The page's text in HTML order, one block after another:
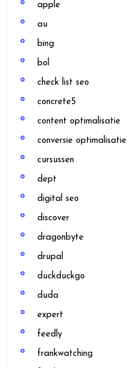
apple
au
bing
bol
check list seo
concrete5
content optimalisatie
conversie optimalisatie
cursussen
dept
digital seo
discover
dragonbyte
drupal
duckduckgo
duda
expert
feedly
frankwatching